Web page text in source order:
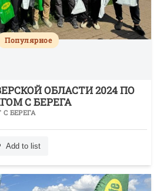
Популярное
ОБЛАСТИ 2024 ПО
С БЕРЕГА
БЕРЕГА
Add to list